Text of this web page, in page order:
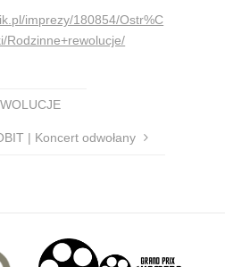
imprezy/180854/Ostr%C
Rodzinne+rewolucje/
| Koncert odwołany